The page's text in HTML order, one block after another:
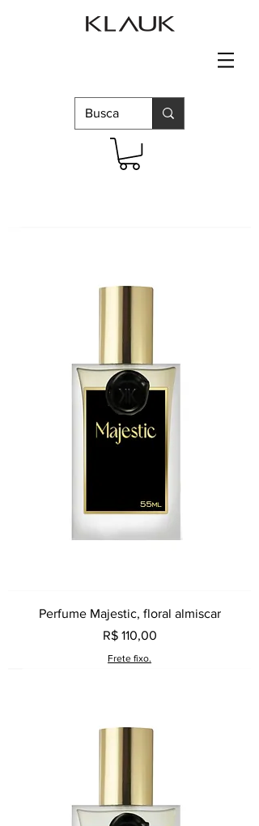
Perfume Majestic, floral almiscar
Preço
R$ 110,00
Frete fixo.